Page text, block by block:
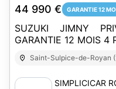
44 990 € GARANTIE 12
SUZUKI JIMNY
GARANTIE 12 MOIS 4
Saint-Sulpice-de-Royan
SIMPLICICAR